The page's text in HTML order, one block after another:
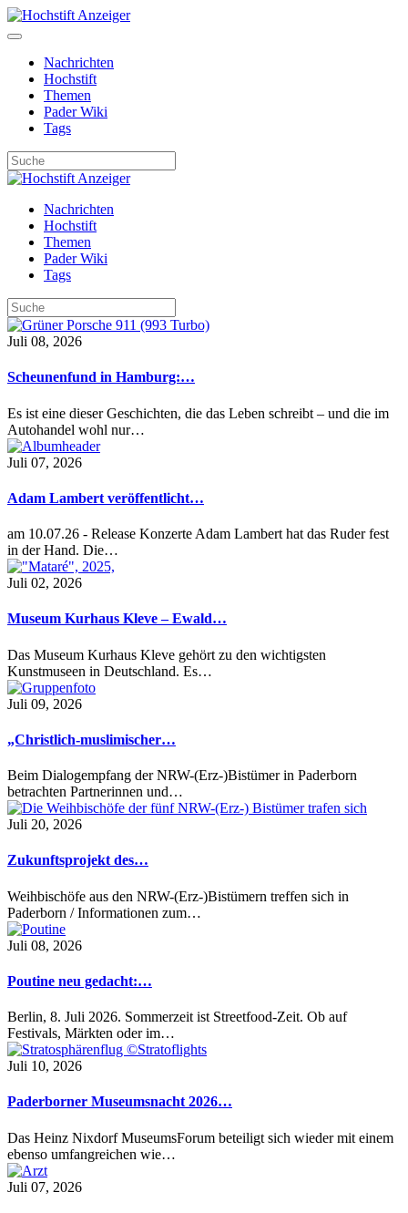
Nachrichten
Hochstift
Themen
Pader Wiki
Tags
Nachrichten
Hochstift
Themen
Pader Wiki
Tags
Juli 08, 2026
Scheunenfund in Hamburg:…
Es ist eine dieser Geschichten, die das Leben schreibt – und die im
Autohandel wohl nur…
Juli 07, 2026
Adam Lambert veröffentlicht…
am 10.07.26 - Release Konzerte Adam Lambert hat das Ruder fest
in der Hand. Die…
Juli 02, 2026
Museum Kurhaus Kleve – Ewald…
Das Museum Kurhaus Kleve gehört zu den wichtigsten
Kunstmuseen in Deutschland. Es…
Juli 09, 2026
„Christlich-muslimischer…
Beim Dialogempfang der NRW-(Erz-)Bistümer in Paderborn
betrachten Partnerinnen und…
Juli 20, 2026
Zukunftsprojekt des…
Weihbischöfe aus den NRW-(Erz-)Bistümern treffen sich in
Paderborn / Informationen zum…
Juli 08, 2026
Poutine neu gedacht:…
Berlin, 8. Juli 2026. Sommerzeit ist Streetfood-Zeit. Ob auf
Festivals, Märkten oder im…
Juli 10, 2026
Paderborner Museumsnacht 2026…
Das Heinz Nixdorf MuseumsForum beteiligt sich wieder mit einem
ebenso umfangreichen wie…
Juli 07, 2026